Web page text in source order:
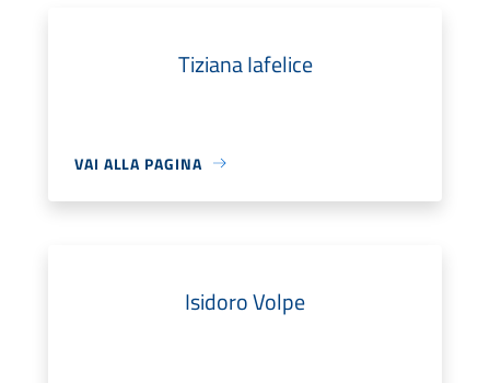
Tiziana Iafelice
VAI ALLA PAGINA
Isidoro Volpe